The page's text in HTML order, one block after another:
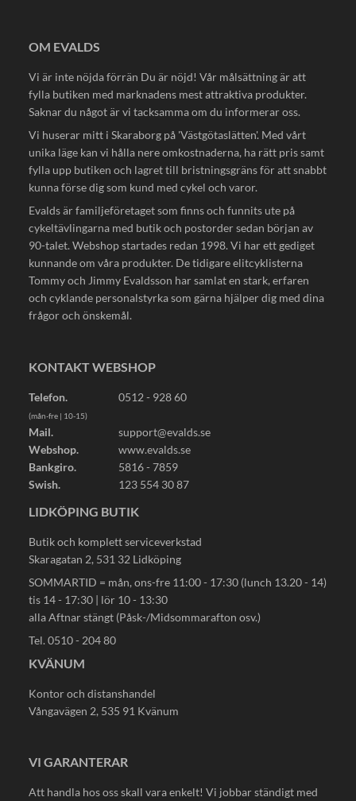
OM EVALDS
Vi är inte nöjda förrän Du är nöjd! Vår målsättning är att
fylla butiken med marknadens mest attraktiva produkter.
Saknar du något är vi tacksamma om du informerar oss.
Vi huserar mitt i Skaraborg på 'Västgötaslätten'. Med vårt
unika läge kan vi hålla nere omkostnaderna, ha rätt pris samt
fylla upp butiken och lagret till bristningsgräns för att snabbt
kunna förse dig som kund med cykel och varor.
Evalds är familjeföretaget som finns och funnits ute på
cykeltävlingarna med butik och postorder sedan början av
90-talet. Webshop startades redan 1998. Vi har ett gediget
kunnande om våra produkter. De tidigare elitcyklisterna
Tommy och Jimmy Evaldsson har samlat en stark, erfaren
och cyklande personalstyrka som gärna hjälper dig med dina
frågor och önskemål.
KONTAKT WEBSHOP
Telefon. 0512 - 928 60
(mån-fre | 10-15)
Mail.
support@evalds.se
Webshop.
www.evalds.se
Bankgiro.
5816 - 7859
Swish.
123 554 30 87
LIDKÖPING BUTIK
Butik och komplett serviceverkstad
Skaragatan 2, 531 32 Lidköping
SOMMARTID = mån, ons-fre 11:00 - 17:30 (lunch 13.20 - 14)
tis 14 - 17:30 | lör 10 - 13:30
alla Aftnar stängt (Påsk-/Midsommarafton osv.)
Tel. 0510 - 204 80
KVÄNUM
Kontor och distanshandel
Vångavägen 2, 535 91 Kvänum
VI GARANTERAR
Att handla hos oss skall vara enkelt! Vi jobbar ständigt med